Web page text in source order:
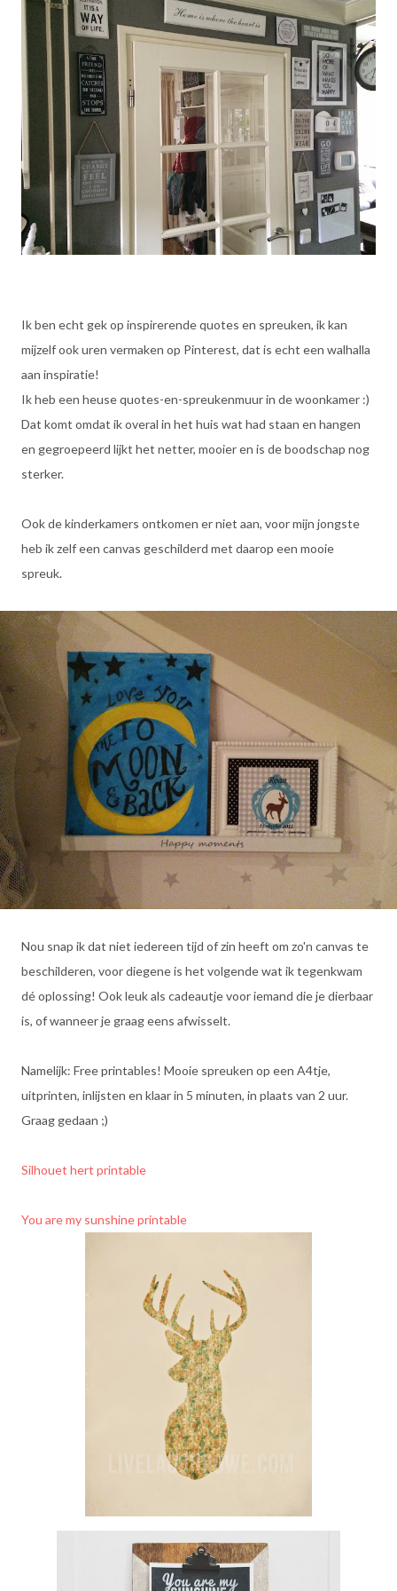
Ik ben echt gek op inspirerende quotes en spreuken, ik kan
mijzelf ook uren vermaken op Pinterest, dat is echt een walhalla
aan inspiratie!
Ik heb een heuse quotes-en-spreukenmuur in de woonkamer :)
Dat komt omdat ik overal in het huis wat had staan en hangen
en gegroepeerd lijkt het netter, mooier en is de boodschap nog
sterker.
Ook de kinderkamers ontkomen er niet aan, voor mijn jongste
heb ik zelf een canvas geschilderd met daarop een mooie
spreuk.
Nou snap ik dat niet iedereen tijd of zin heeft om zo'n canvas te
beschilderen, voor diegene is het volgende wat ik tegenkwam
dé oplossing! Ook leuk als cadeautje voor iemand die je dierbaar
is, of wanneer je graag eens afwisselt.
Namelijk: Free printables! Mooie spreuken op een A4tje,
uitprinten, inlijsten en klaar in 5 minuten, in plaats van 2 uur.
Graag gedaan ;)
Silhouet hert printable
You are my sunshine printable